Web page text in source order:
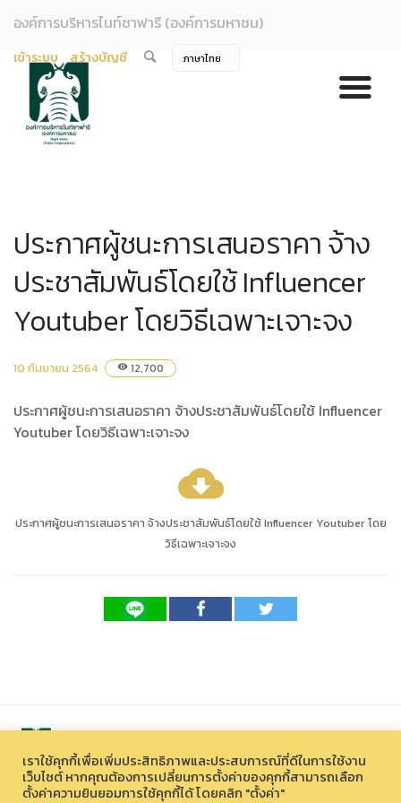
องค์การบริหารไนท์ซาฟารี (องค์การมหาชน)
เข้าระบบ สร้างบัญชี
ประกาศผู้ชนะการเสนอราคา จ้าง
ประชาสัมพันธ์โดยใช้ Influencer
Youtuber โดยวิธีเฉพาะเจาะจง
10 กันยายน 2564 visibility 12,700
ประกาศผู้ชนะการเสนอราคา จ้างประชาสัมพันธ์โดยใช้ Influencer
Youtuber โดยวิธีเฉพาะเจาะจง
cloud_download
ประกาศผู้ชนะการเสนอราคา จ้างประชาสัมพันธ์โดยใช้ Influencer Youtuber โดย
วิธีเฉพาะเจาะจง
เราใช้คุกกี้เพื่อเพิ่มประสิทธิภาพและประสบการณ์ที่ดีในการใช้งาน
เว็บไซต์ หากคุณต้องการเปลี่ยนการตั้งค่าของคุกกี้สามารถเลือก
ตั้งค่าความยินยอมการใช้คุกกี้ได้ โดยคลิก "ตั้งค่า"